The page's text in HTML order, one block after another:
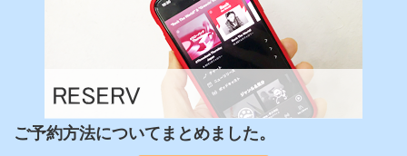
ご予約方法についてまとめました。